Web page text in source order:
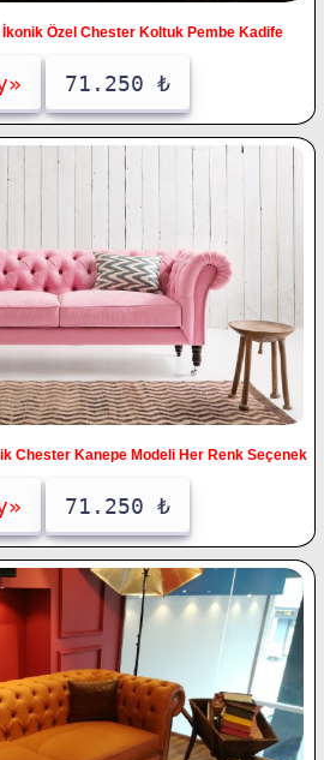
Özel Chester Koltuk Pembe Kadife
71.250 ₺
Chester Kanepe Modeli Her Renk Seçenek
71.250 ₺